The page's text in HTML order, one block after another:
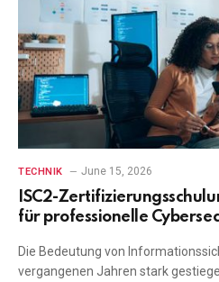
TECHNIK June 15, 2026
ISC2-
für professionelle
Die Bedeutung von
vergangenen Jahren stark